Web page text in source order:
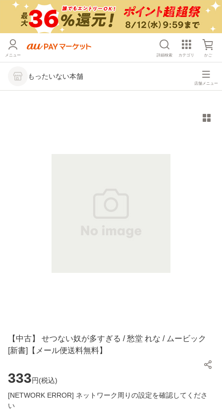
メニュー 詳細検索 カテゴリ かご
もったいない本舗
店舗メニュー
【中古】 せつない奴が多すぎる / 愁堂 れな / ムービック
[新書]【メール便送料無料】
333円(税込)
[NETWORK ERROR] ネットワーク周りの設定を確認してくださ
い